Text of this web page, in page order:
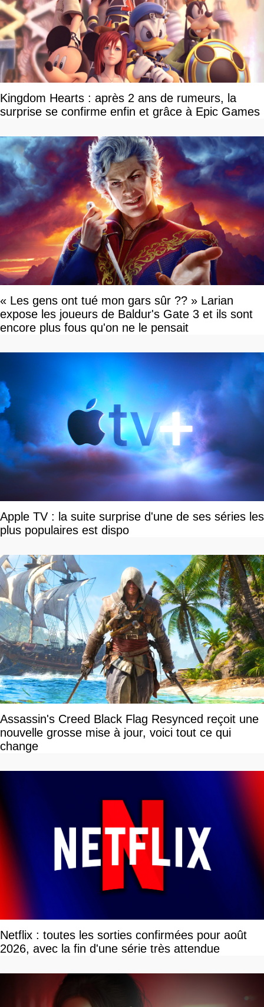
Kingdom Hearts : après 2 ans de rumeurs, la
surprise se confirme enfin et grâce à Epic Games
« Les gens ont tué mon gars sûr ?? » Larian
expose les joueurs de Baldur's Gate 3 et ils sont
encore plus fous qu'on ne le pensait
Apple TV : la suite surprise d'une de ses séries les
plus populaires est dispo
Assassin's Creed Black Flag Resynced reçoit une
nouvelle grosse mise à jour, voici tout ce qui
change
Netflix : toutes les sorties confirmées pour août
2026, avec la fin d'une série très attendue